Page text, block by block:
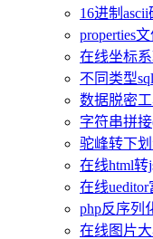
16进制
properties
在线坐标
不同类型
数据脱密
字符串拼
驼峰转下
在线html转
在线
php反序列
在线图片